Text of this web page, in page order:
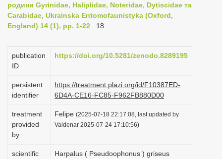
g
родини Gyrinidae, Haliplidae, Noteridae, Dytiscidae та
Carabidae, Ukrainska Entomofaunistyka (Oxford,
England) 14 (1), pp. 1-22 : 18
publication
ID
https://doi.org/10.5281/zenodo.8289195
persistent
identifier
https://treatment.plazi.org/id/F10387ED-
6D4A-CE16-FC85-F962FB880D00
treatment
provided
by
Felipe (2025-07-18 22:17:08, last updated by
Valdenar 2025-07-24 17:10:56)
scientific
Harpalus ( Pseudoophonus ) griseus